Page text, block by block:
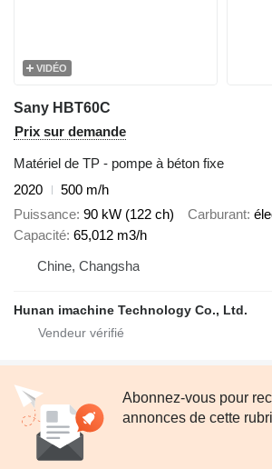
VIDÉO
Sany HBT60C
Prix sur demande
Matériel de TP - pompe à béton fixe
2020
500 m/h
Puissance 90 kW (122 ch) Carburant
Capacité 65,012 m3/h
Chine, Changsha
Hunan imachine Technology Co., Ltd.
Abonnez-vous pour
annonces de cette